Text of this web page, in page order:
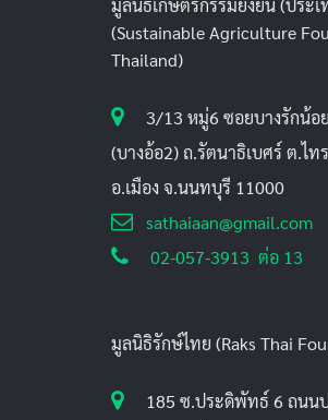
มูลนิธิเกษตรกรรมยั่งยืน (ประ
(Sustainable Agriculture
Thailand)
3/13 หมู่6 ซอยบางรักน้อ
(บางอ้อ2) ถ.รัตนาธิเบศร์ ต.ไท
อ.เมือง จ.นนทบุรี 11000
sathaiaan@gmail.com
02-057-3913 ต่อ 13
มูลนิธิรักษ์ไทย (Raks Thai
185 ซ.ประดิพัทธ์ 6 ถนน